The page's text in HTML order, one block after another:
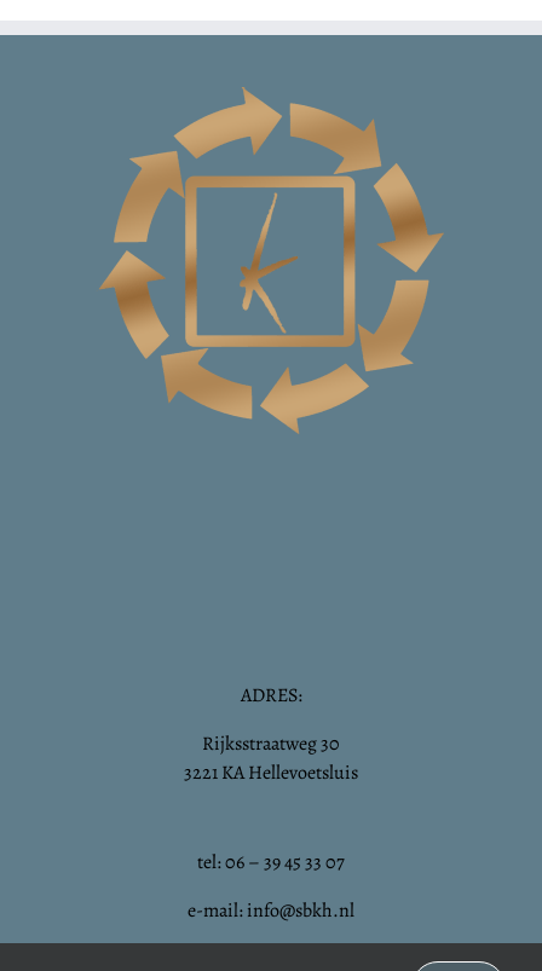
ADRES:
Rijksstraatweg 30
3221 KA Hellevoetsluis
tel: 06 – 39 45 33 07
e-mail: info@sbkh.nl